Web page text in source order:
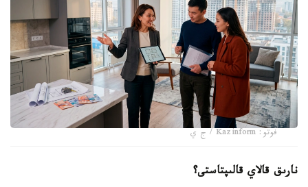
فوتو: Kazinform / ج ي
نارىق قالاي قالىپتاستى؟